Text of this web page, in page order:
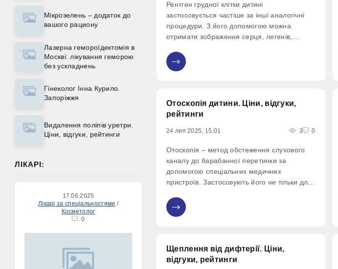
Мікрозелень – додаток до
вашого рациону
Лазерна гемороїдектомія в
Москві: лікування геморою
без ускладнень
Гінеколог Інна Курило.
Запоріжжя
Видалення поліпів уретри.
Ціни, відгуки, рейтинги
ЛІКАРІ:
17.06.2025
Лікарі за спеціальностями /
Косметолог
0
Рентген грудної клітки дитині
застосовується частіше за інші аналогічні
процедури. З його допомогою можна
отримати зображення серця, легенів,
діагностувати пневмонію, рак, емфізему та
інші захворювання, спостерігати за їх
0
Отоскопія дитини. Ціни, відгуки,
рейтинги
24 лип 2025, 15:01 3 0
Отоскопія – метод обстеження слухового
каналу до барабанної перетинки за
допомогою спеціальних медичних
пристроїв. Застосовують його не тільки для
сторонніх предметів, туалету вушної
раковини.
0
Щеплення від дифтерії. Ціни,
відгуки, рейтинги